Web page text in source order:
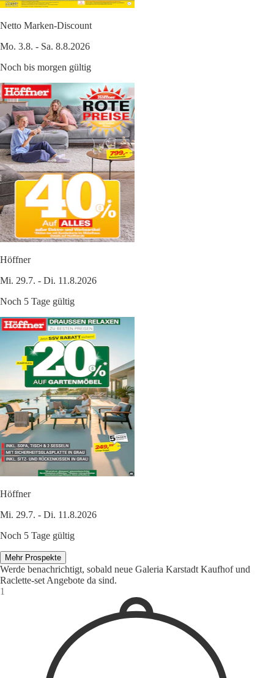
Netto Marken-Discount
Mo. 3.8. - Sa. 8.8.2026
Noch bis morgen gültig
Höffner
Mi. 29.7. - Di. 11.8.2026
Noch 5 Tage gültig
Höffner
Mi. 29.7. - Di. 11.8.2026
Noch 5 Tage gültig
Mehr Prospekte
Werde benachrichtigt, sobald neue Galeria Karstadt Kaufhof und
Raclette-set Angebote da sind.